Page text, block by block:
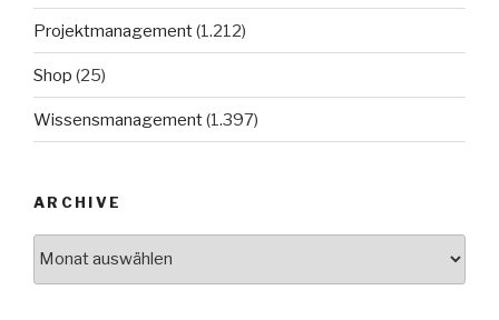
Projektmanagement(1.212)
Shop (25)
Wissensmanagement(1.397)
ARCHIVE